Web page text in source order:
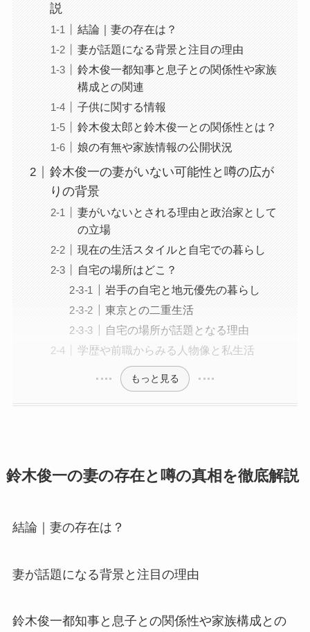
説
結論｜妻の存在は？
妻が話題になる背景と注目の理由
鈴木俊一都知事と息子との関係性や家族
構成との関連
子供に関する情報
鈴木俊太郎と鈴木俊一との関係性とは？
娘の有無や家族情報の公開状況
鈴木俊一の妻がいない可能性と噂の広が
りの背景
妻がいないとされる理由と政治家として
の立場
現在の生活スタイルと自宅での暮らし
自宅の場所はどこ？
岩手の自宅と地元優先の暮らし
東京との二重生活
自宅の場所が話題となる理由
学歴や前職からみる人物像と私生活
もっと見る
鈴木俊一の妻の存在と噂の真相を徹底解説
結論｜妻の存在は？
妻が話題になる背景と注目の理由
鈴木俊一都知事と息子との関係性や家族構成との